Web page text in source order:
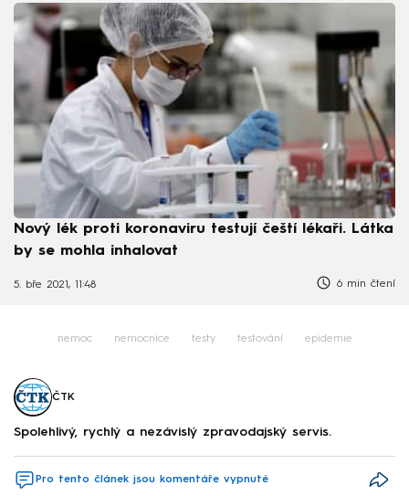
Nový lék proti koronaviru testují čeští lékaři. Látka
by se mohla inhalovat
5. bře 2021, 11:48 6 min čtení
nemoc nemocnice testy testování epidemie
ČTK
Spolehlivý, rychlý a nezávislý zpravodajský servis.
Pro tento článek jsou komentáře vypnuté